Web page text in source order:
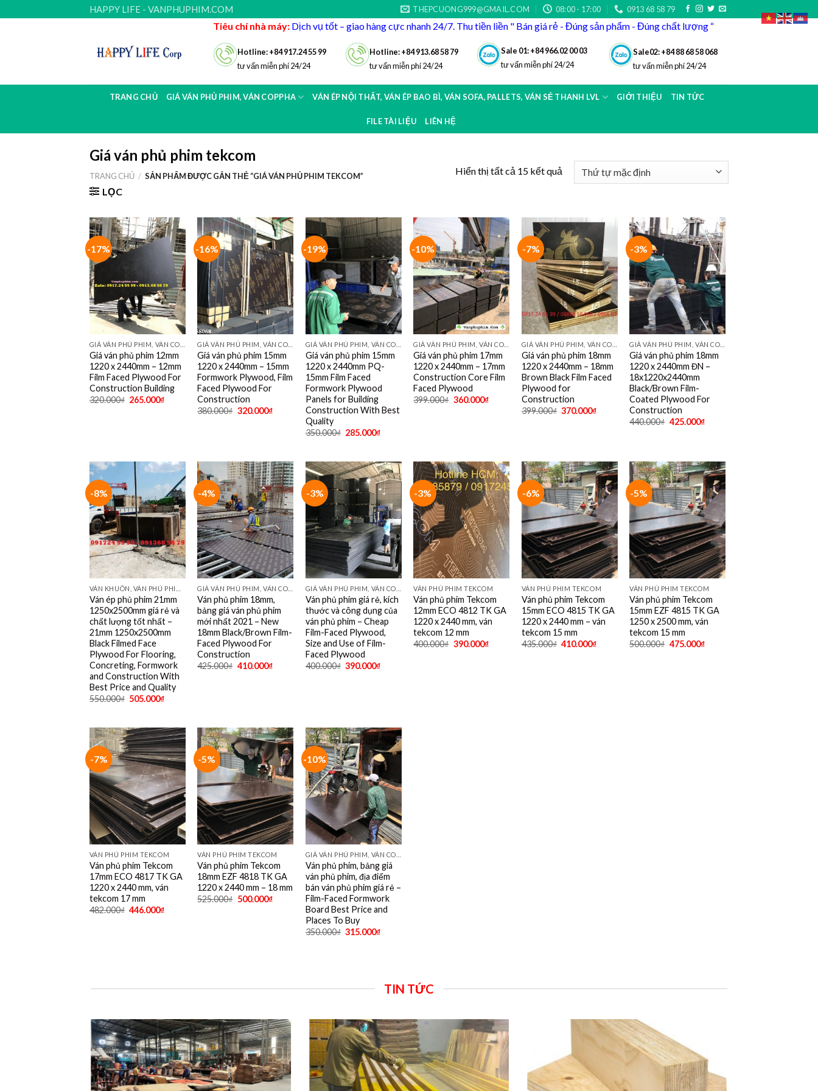
to
HAPPY LIFE - VANPHUPHIM.COM THEPCUONG999@GMAIL.COM 08:00 - 17:00 0913 68 58 79
Tiêu chí nhà máy: Dịch vụ tốt – giao hàng cực nhanh 24/7. Thu tiền liền " Bán giá rẻ - Đúng sản phẩm - Đúng chất lượng “
Hotline: +84 917.24 55 99
tư vấn miễn phí 24/24
Hotline: +84 913.68 58 79
tư vấn miễn phí 24/24
Sale 01: +84966.02 00 03
tư vấn miễn phí 24/24
Sale02: +84 88 68 58 068
tư vấn miễn phí 24/24
TRANG CHỦ GIÁ VÁN PHỦ PHIM, VÁN COPPHA VÁN ÉP NỘI THẤT, VÁN ÉP BAO BÌ, VÁN SOFA, PALLETS, VÁN SẺ THANH LVL GIỚI THIỆU TIN TỨC
FILE TÀI LIỆU LIÊN HỆ
Giá ván phủ phim tekcom
TRANG CHỦ / SẢN PHẨM ĐƯỢC GẮN THẺ “GIÁ VÁN PHỦ PHIM TEKCOM”
LỌC
Hiển thị tất cả 15 kết quả
-17%
Giá ván phủ phim 12mm
1220 x 2440mm – 12mm
Film Faced Plywood For
Construction Building
320.000₫ 265.000₫
-16%
Giá ván phủ phim 15mm
1220 x 2440mm – 15mm
Formwork Plywood, Film
Faced Plywood For
Construction
380.000₫ 320.000₫
-19%
Giá ván phủ phim 15mm
1220 x 2440mm PQ-
15mm Film Faced
Formwork Plywood
Panels for Building
Construction With Best
Quality
350.000₫ 285.000₫
-10%
Giá ván phủ phim 17mm
1220 x 2440mm – 17mm
Construction Core Film
Faced Plywood
399.000₫ 360.000₫
-7%
Giá ván phủ phim 18mm
1220 x 2440mm – 18mm
Brown Black Film Faced
Plywood for
Construction
399.000₫ 370.000₫
-3%
Giá ván phủ phim 18mm
1220 x 2440mm ĐN –
18x1220x2440mm
Black/Brown Film-
Coated Plywood For
Construction
440.000₫ 425.000₫
-8%
Ván ép phủ phim 21mm
1250x2500mm giá rẻ và
chất lượng tốt nhất –
21mm 1250x2500mm
Black Filmed Face
Plywood For Flooring,
Concreting, Formwork
and Construction With
Best Price and Quality
550.000₫ 505.000₫
-4%
Ván phủ phim 18mm,
bảng giá ván phủ phim
mới nhất 2021 – New
18mm Black/Brown Film-
Faced Plywood For
Construction
425.000₫ 410.000₫
-3%
Ván phủ phim giá rẻ, kích
thước và công dụng của
ván phủ phim – Cheap
Film-Faced Plywood,
Size and Use of Film-
Faced Plywood
400.000₫ 390.000₫
-3%
VÁN PHỦ PHIM TEKCOM
Ván phủ phim Tekcom
12mm ECO 4812 TK GA
1220 x 2440 mm, ván
tekcom 12 mm
400.000₫ 390.000₫
-6%
VÁN PHỦ PHIM TEKCOM
Ván phủ phim Tekcom
15mm ECO 4815 TK GA
1220 x 2440 mm – ván
tekcom 15 mm
435.000₫ 410.000₫
-5%
VÁN PHỦ PHIM TEKCOM
Ván phủ phim Tekcom
15mm EZF 4815 TK GA
1250 x 2500 mm, ván
tekcom 15 mm
500.000₫ 475.000₫
-7%
VÁN PHỦ PHIM TEKCOM
Ván phủ phim Tekcom
17mm ECO 4817 TK GA
1220 x 2440 mm, ván
tekcom 17 mm
482.000₫ 446.000₫
-5%
VÁN PHỦ PHIM TEKCOM
Ván phủ phim Tekcom
18mm EZF 4818 TK GA
1220 x 2440 mm – 18 mm
525.000₫ 500.000₫
-10%
Ván phủ phim, bảng giá
ván phủ phim, địa điểm
bán ván phủ phim giá rẻ –
Film-Faced Formwork
Board Best Price and
Places To Buy
350.000₫ 315.000₫
TIN TỨC